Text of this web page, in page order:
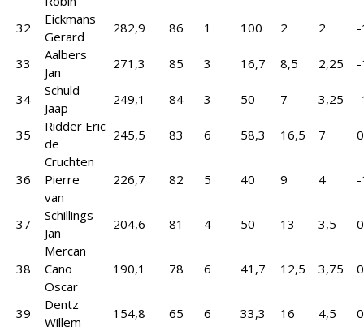
32
Eickmans
Gerard
282,9 86 1 100 2 2
33
Aalbers
Jan
271,3 85 3 16,7 8,5 2,25
34
Schuld
Jaap
249,1 84 3 50 7 3,25
35
Ridder Eric
de
245,5 83 6 58,3 16,5 7 0
36
Cruchten
Pierre
van
226,7 82 5 40 9 4
37
Schillings
Jan
204,6 81 4 50 13 3,5 0
38
Mercan
Cano
Oscar
190,1 78 6 41,7 12,5 3,75 0
39
Dentz
Willem
154,8 65 6 33,3 16 4,5 0